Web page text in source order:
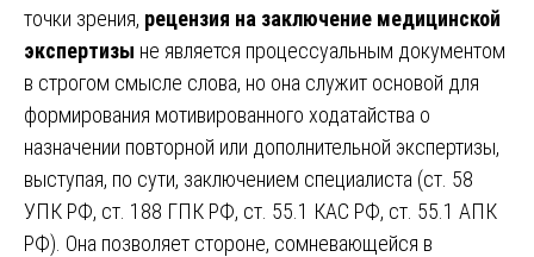
точки зрения, рецензия на заключение медицинской
экспертизы не является процессуальным документом
в строгом смысле слова, но она служит основой для
формирования мотивированного ходатайства о
назначении повторной или дополнительной экспертизы,
выступая, по сути, заключением специалиста (ст. 58
УПК РФ, ст. 188 ГПК РФ, ст. 55.1 КАС РФ, ст. 55.1 АПК
РФ). Она позволяет стороне, сомневающейся в